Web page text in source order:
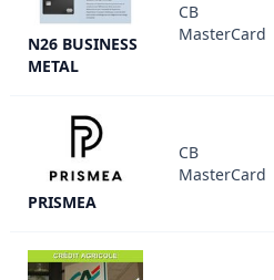
N26 BUSINESS
METAL
CB
MasterCard
PRISMEA
CB
MasterCard